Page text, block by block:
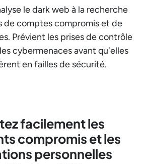
le dark web à la recherche
de comptes compromis et de
Prévient les prises de contrôle
cybermenaces avant qu'elles
en failles de sécurité.
facilement les
compromis et les
personnelles